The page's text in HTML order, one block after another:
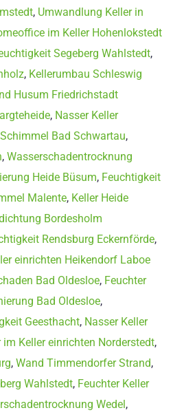
, Umwandlung Keller in
im Keller Hohenlokstedt
Segeberg Wahlstedt,
, Kellerumbau Schleswig
Husum Friedrichstadt
, Nasser Keller
Schimmel Bad Schwartau,
, Wasserschadentrocknung
Heide Büsum, Feuchtigkeit
Malente, Keller Heide
Bordesholm
Rendsburg Eckernförde,
einrichten Heikendorf Laboe
Bad Oldesloe, Feuchter
Bad Oldesloe,
Geesthacht, Nasser Keller
Keller einrichten Norderstedt,
, Wand Timmendorfer Strand,
Wahlstedt, Feuchter Keller
Wedel,